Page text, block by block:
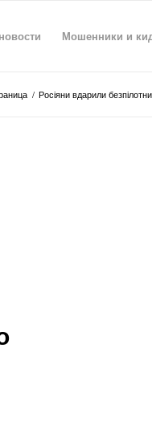
Мошенники и
/ Росіяни вдарили